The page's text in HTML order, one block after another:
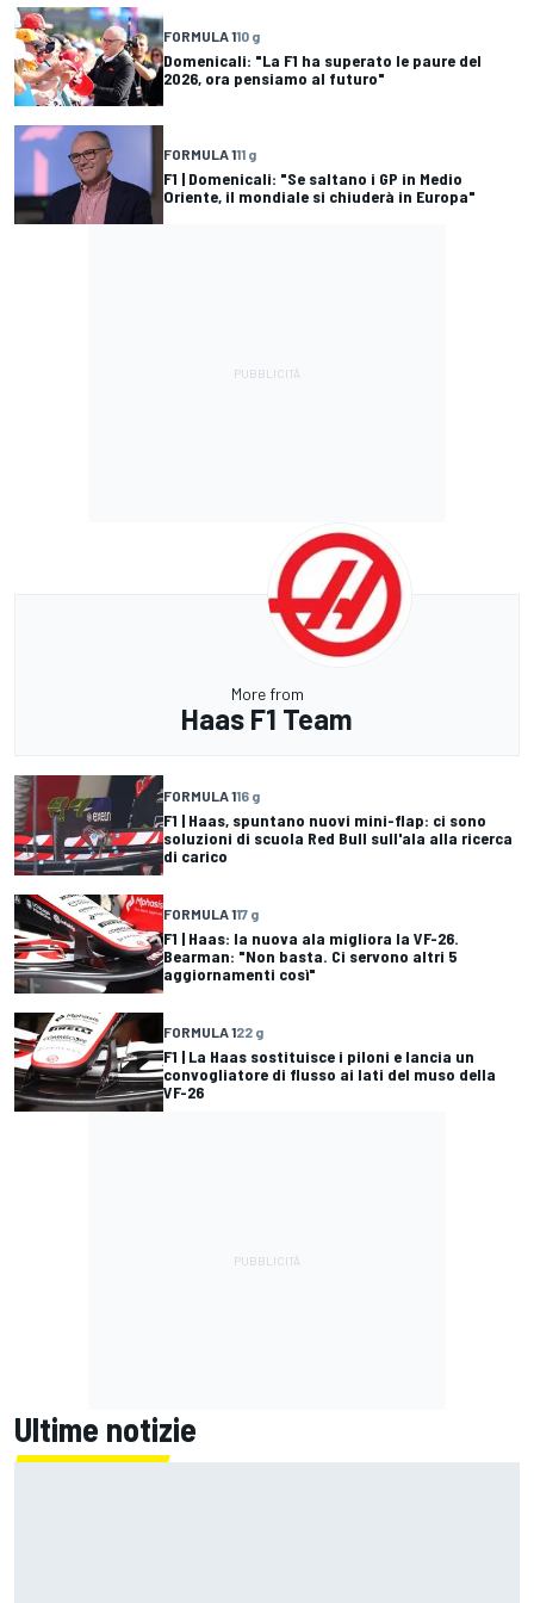
FORMULA 110 g
Domenicali: "La F1 ha superato le paure del
2026, ora pensiamo al futuro"
FORMULA 111 g
F1 | Domenicali: "Se saltano i GP in Medio
Oriente, il mondiale si chiuderà in Europa"
More from
Haas F1 Team
FORMULA 116 g
F1 | Haas, spuntano nuovi mini-flap: ci sono
soluzioni di scuola Red Bull sull'ala alla ricerca
di carico
FORMULA 117 g
F1 | Haas: la nuova ala migliora la VF-26.
Bearman: "Non basta. Ci servono altri 5
aggiornamenti così"
FORMULA 122 g
F1 | La Haas sostituisce i piloni e lancia un
convogliatore di flusso ai lati del muso della
VF-26
Ultime notizie